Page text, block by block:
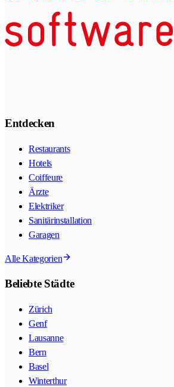
Entdecken
Restaurants
Hotels
Coiffeure
Ärzte
Elektriker
Sanitärinstallation
Garagen
Alle Kategorien
Beliebte Städte
Zürich
Genf
Lausanne
Bern
Basel
Winterthur